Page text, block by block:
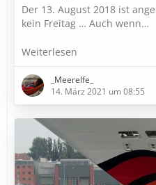
Der 13. August 2018 ist
kein Freitag … Auch wenn…
Weiterlesen
_Meerelfe_
14. März 2021 um 08:55